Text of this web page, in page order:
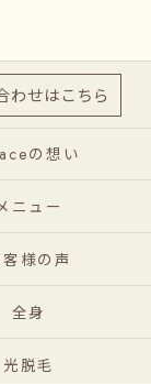
わせはこちら
の想い
ニュー
様の声
全身
光脱毛